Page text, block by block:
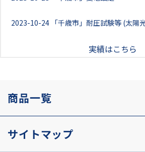
2023-10-24 「千歳市」耐圧試験等 (太陽
実績はこちら
商品一覧
サイトマップ